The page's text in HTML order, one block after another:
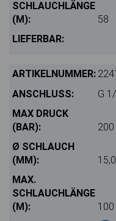
58
G
200
15,0
100